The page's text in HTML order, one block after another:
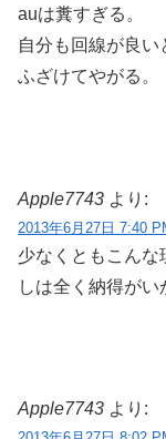
auは糞すぎる。
自分も回線が良い
ふざけてやがる。
Apple7743 より:
2013年6月27日 7:40
少なくともこんな
しは全く納得がい
Apple7743 より: